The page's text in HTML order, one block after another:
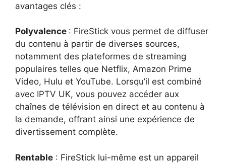
avantages clés :
Polyvalence : FireStick vous permet de diffuser
du contenu à partir de diverses sources,
notamment des plateformes de streaming
populaires telles que Netflix, Amazon Prime
Video, Hulu et YouTube. Lorsqu’il est combiné
avec IPTV UK, vous pouvez accéder aux
chaînes de télévision en direct et au contenu à
la demande, offrant ainsi une expérience de
divertissement complète.
Rentable : FireStick lui-même est un appareil